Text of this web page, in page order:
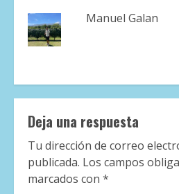
Manuel Galan
Deja una respuesta
Tu dirección de correo
publicada. Los campos
marcados con *